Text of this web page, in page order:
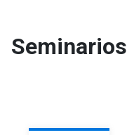
Seminarios